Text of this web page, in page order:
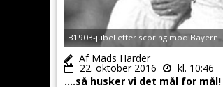
B1903-jubel efter scoring mod Bayern
Af Mads Harder
22. oktober 2016
kl. 10:46
….så husker vi det mål for mål!